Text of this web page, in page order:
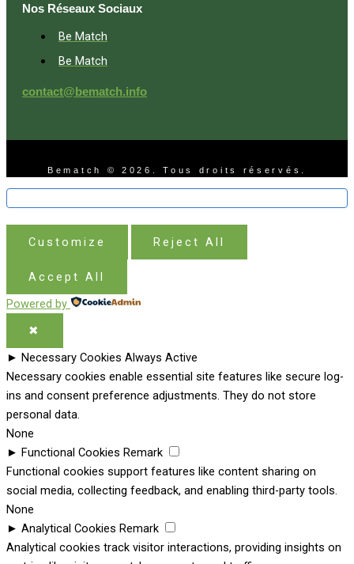
Nos Réseaux Sociaux
Be Match
Be Match
contact@bematch.info
Bematch © 2026. Tous droits réservés.
Customize Reject All
Accept All
Powered by
✖
► Necessary Cookies Always Active
Necessary cookies enable essential site features like secure log-
ins and consent preference adjustments. They do not store
personal data.
None
► Functional Cookies Remark
Functional cookies support features like content sharing on
social media, collecting feedback, and enabling third-party tools.
None
► Analytical Cookies Remark
Analytical cookies track visitor interactions, providing insights on